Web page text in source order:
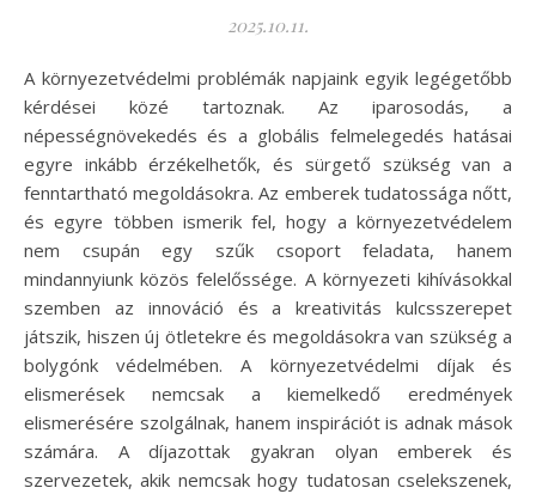
2025.10.11.
A környezetvédelmi problémák napjaink egyik legégetőbb
kérdései közé tartoznak. Az iparosodás, a
népességnövekedés és a globális felmelegedés hatásai
egyre inkább érzékelhetők, és sürgető szükség van a
fenntartható megoldásokra. Az emberek tudatossága nőtt,
és egyre többen ismerik fel, hogy a környezetvédelem
nem csupán egy szűk csoport feladata, hanem
mindannyiunk közös felelőssége. A környezeti kihívásokkal
szemben az innováció és a kreativitás kulcsszerepet
játszik, hiszen új ötletekre és megoldásokra van szükség a
bolygónk védelmében. A környezetvédelmi díjak és
elismerések nemcsak a kiemelkedő eredmények
elismerésére szolgálnak, hanem inspirációt is adnak mások
számára. A díjazottak gyakran olyan emberek és
szervezetek, akik nemcsak hogy tudatosan cselekszenek,